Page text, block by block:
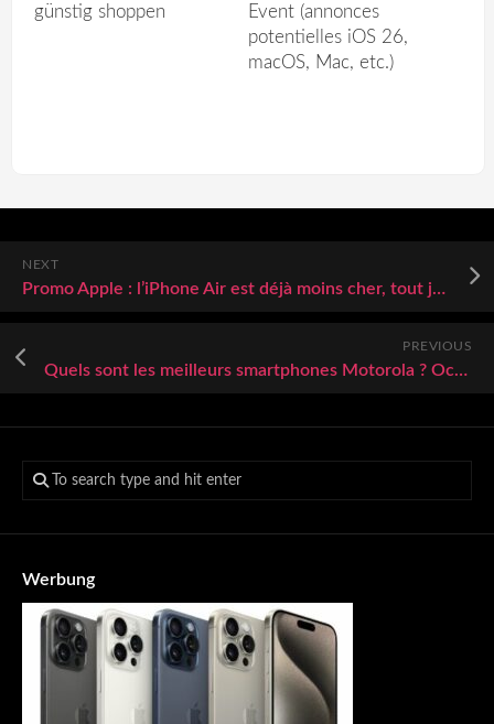
günstig shoppen
Event (annonces
potentielles iOS 26,
macOS, Mac, etc.)
NEXT
Promo Apple : l’iPhone Air est déjà moins cher, tout juste un mois après sa sortie
PREVIOUS
Quels sont les meilleurs smartphones Motorola ? Octobre 2025
Werbung